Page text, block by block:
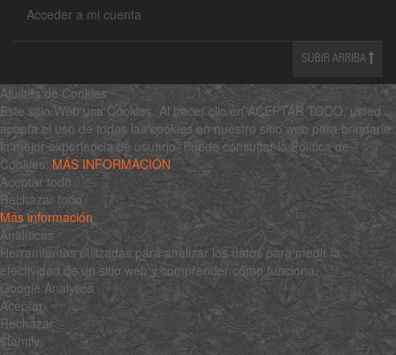
Acceder a mi cuenta
SUBIR ARRIBA
Ajustes de Cookies
Este sitio Web usa Cookies. Al hacer clic en ACEPTAR TODO, usted
acepta el uso de todas las cookies en nuestro sitio web para brindarle
la mejor experiencia de usuario. Puede consultar la Política de
Cookies: MÁS INFORMACIÓN
Aceptar todo
Rechazar todo
Más información
Analíticas
Herramientas utilizadas para analizar los datos para medir la
efectividad de un sitio web y comprender cómo funciona.
Google Analytics
Aceptar
Rechazar
$family